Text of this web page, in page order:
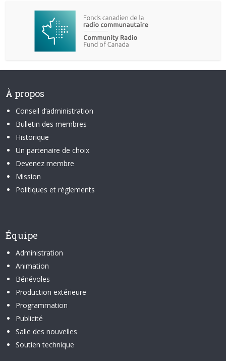
À propos
Conseil d’administration
Bulletin des membres
Historique
Un partenaire de choix
Devenez membre
Mission
Politiques et règlements
Équipe
Administration
Animation
Bénévoles
Production extérieure
Programmation
Publicité
Salle des nouvelles
Soutien technique